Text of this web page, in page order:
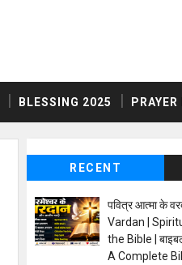
BLESSING 2025
RECENT
पवित्र आत्मा के
Vardan |
the Bible |
A Complete